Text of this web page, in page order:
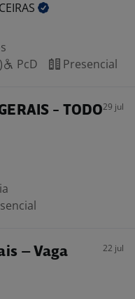
PcD Presencial
- TODO29 jul
– Vaga
22 jul